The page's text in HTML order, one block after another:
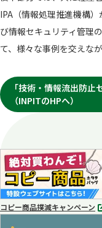
IPA（情報処理推進機構
び情報セキュリティ管理
て、様々な事例を交えな
「技術・情報流出防止
（INPITのHPへ）
コピー商品撲滅キャンペーン
別